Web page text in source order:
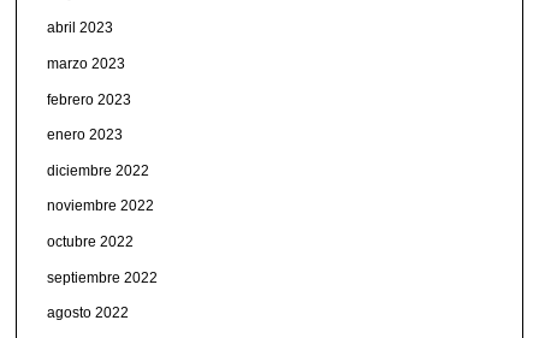
abril 2023
marzo 2023
febrero 2023
enero 2023
diciembre 2022
noviembre 2022
octubre 2022
septiembre 2022
agosto 2022